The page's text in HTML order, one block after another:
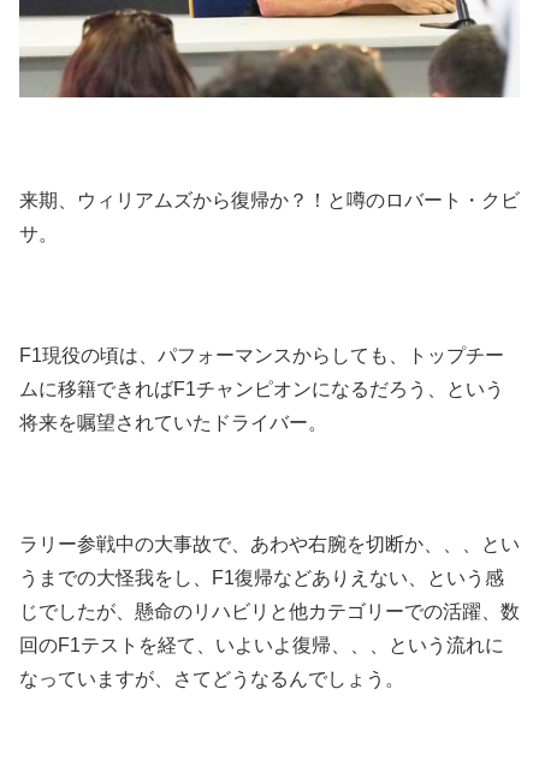
来期、ウィリアムズから復帰か？！と噂のロバート・クビ
サ。
F1現役の頃は、パフォーマンスからしても、トップチー
ムに移籍できればF1チャンピオンになるだろう、という
将来を嘱望されていたドライバー。
ラリー参戦中の大事故で、あわや右腕を切断か、、、とい
うまでの大怪我をし、F1復帰などありえない、という感
じでしたが、懸命のリハビリと他カテゴリーでの活躍、数
回のF1テストを経て、いよいよ復帰、、、という流れに
なっていますが、さてどうなるんでしょう。